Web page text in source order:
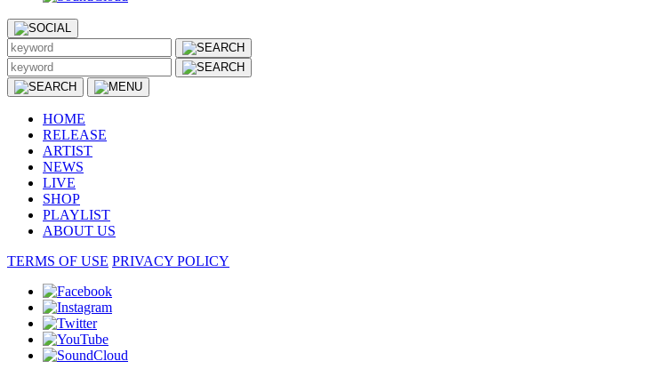
HOME
RELEASE
ARTIST
NEWS
LIVE
SHOP
PLAYLIST
ABOUT US
TERMS OF USE PRIVACY POLICY